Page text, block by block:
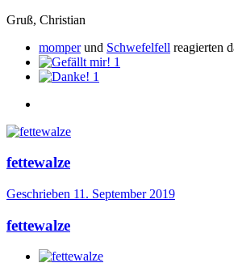
Gruß, Christian
momperund Schwefelfell reagierten
1
1
fettewalze
Geschrieben 11. September 2019
fettewalze